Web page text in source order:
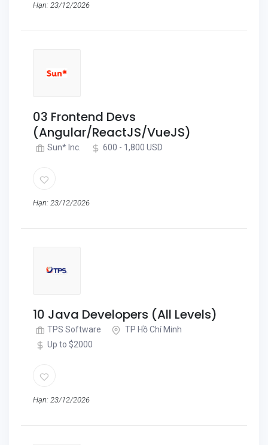
Hạn: 23/12/2026
03 Frontend Devs
(Angular/ReactJS/VueJS)
Sun* Inc. 600 - 1,800 USD
Hạn: 23/12/2026
10 Java Developers (All Levels)
TPS Software
TP Hồ Chí Minh
Up to $2000
Hạn: 23/12/2026